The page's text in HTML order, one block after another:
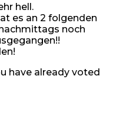
hell.
es an 2 folgenden
noch
have already voted